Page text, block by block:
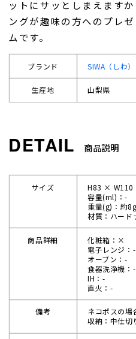
ットにサッとしまえます
ングが趣味の方へのプレ
ムです。
ブランド SIWA（しわ）
生産地 山梨県
商品説明
サイズ
H83 × W110
容量(ml)：-
重量(g)：約8g
材質：ハード
商品詳細
化粧箱：×
電子レンジ：-
オーブン：-
食器洗浄機：-
IH：-
直火：-
備考
ネコポスの場
収納：中仕切